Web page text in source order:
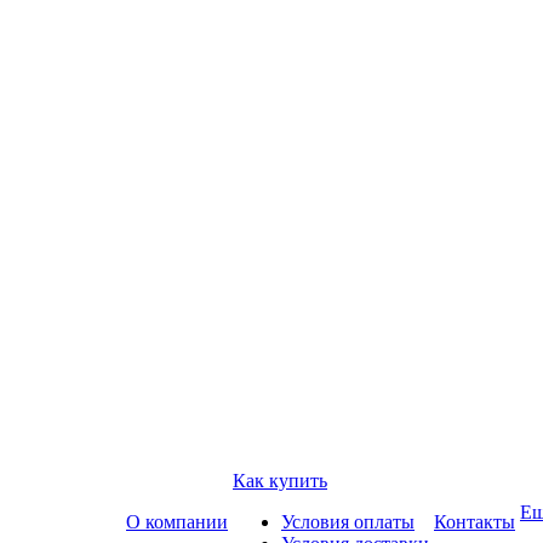
О компании
Как купить
Условия оплаты
Контакты